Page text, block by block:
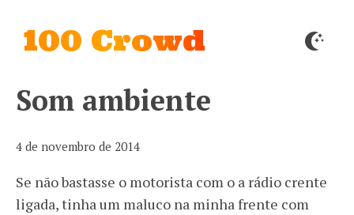
100 Crowd
Som ambiente
4 de novembro de 2014
Se não bastasse o motorista com o a rádio crente
ligada, tinha um maluco na minha frente com